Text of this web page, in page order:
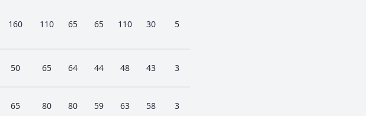
160 110 65 65 110 30 5
50 65 64 44 48 43 3
65 80 80 59 63 58 3